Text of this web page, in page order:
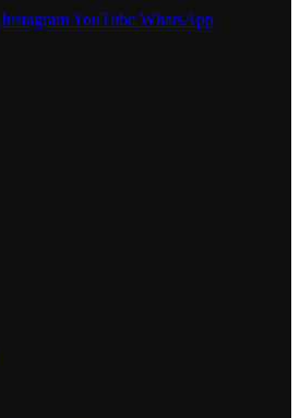
InstagramYouTube WhatsApp